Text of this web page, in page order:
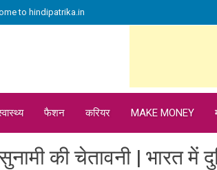
to hindipatrika.in
फैशन करियर MAKE MONEY
की चेतावनी | भारत में